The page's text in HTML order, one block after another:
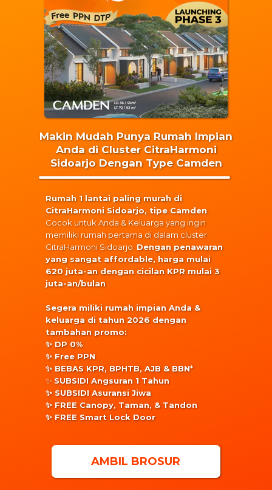
AMBIL BROSUR
Rumah 1 lantai paling murah di
CitraHarmoni Sidoarjo, tipe Camden.
Cocok untukAnda & Keluarga yang ingin
memiliki rumah pertama di dalam cluster
CitraHarmoni Sidoarjo. Dengan penawaran
yang sangat affordable, harga mulai
620 juta-an dengan cicilan KPR mulai 3
juta-an/bulan
Segera miliki rumah impian Anda &
keluarga di tahun 2026 dengan
tambahan promo:
✨️ DP 0%
✨️ Free PPN
✨️ BEBAS KPR, BPHTB, AJB & BBN*
✨️ SUBSIDI Angsuran 1 Tahun
✨️ SUBSIDI Asuransi Jiwa
✨️ FREE Canopy, Taman, & Tandon
✨️ FREE Smart Lock Door
Makin Mudah Punya Rumah Impian
Anda di Cluster CitraHarmoni
Sidoarjo Dengan Type Camden